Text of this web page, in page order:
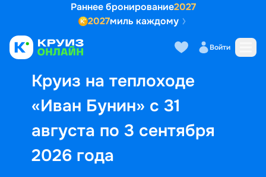
Раннее бронирование2027
2027миль каждому
Войти
Круиз на теплоходе
«Иван Бунин» с 31
августа по 3 сентября
2026 года
Выбор кают Маршрут и